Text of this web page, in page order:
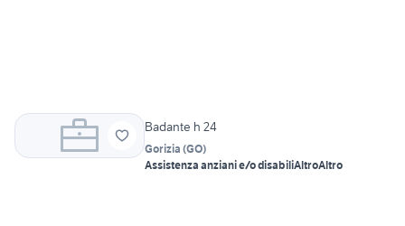
Badante h 24
Gorizia (GO)
Assistenza anziani e/o disabiliAltroAltro